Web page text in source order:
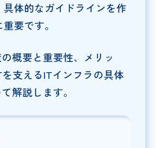
体的なガイドラインを作
要です。
概要と重要性、メリッ
支えるITインフラの具体
解説します。